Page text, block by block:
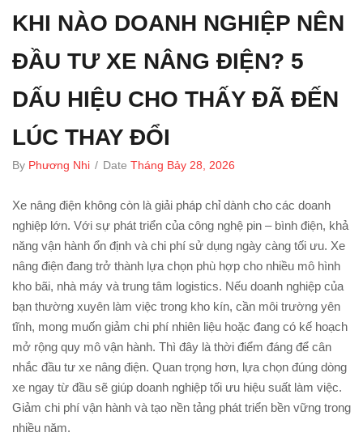
KHI NÀO DOANH NGHIỆP NÊN
ĐẦU TƯ XE NÂNG ĐIỆN? 5
DẤU HIỆU CHO THẤY ĐÃ ĐẾN
LÚC THAY ĐỔI
By Phương Nhi / Date Tháng Bảy 28, 2026
Xe nâng điện không còn là giải pháp chỉ dành cho các doanh
nghiệp lớn. Với sự phát triển của công nghệ pin – bình điện, khả
năng vận hành ổn định và chi phí sử dụng ngày càng tối ưu. Xe
nâng điện đang trở thành lựa chọn phù hợp cho nhiều mô hình
kho bãi, nhà máy và trung tâm logistics. Nếu doanh nghiệp của
bạn thường xuyên làm việc trong kho kín, cần môi trường yên
tĩnh, mong muốn giảm chi phí nhiên liệu hoặc đang có kế hoạch
mở rộng quy mô vận hành. Thì đây là thời điểm đáng để cân
nhắc đầu tư xe nâng điện. Quan trọng hơn, lựa chọn đúng dòng
xe ngay từ đầu sẽ giúp doanh nghiệp tối ưu hiệu suất làm việc.
Giảm chi phí vận hành và tạo nền tảng phát triển bền vững trong
nhiều năm.